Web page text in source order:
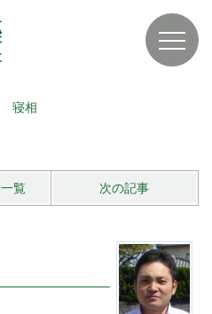
寝相
一覧 次の記事